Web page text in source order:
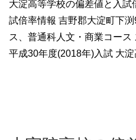
大淀高等学校の偏差値と入試
試倍率情報 吉野郡大淀町下
ス、普通科人文・商業コー
平成30年度(2018年)入試 大